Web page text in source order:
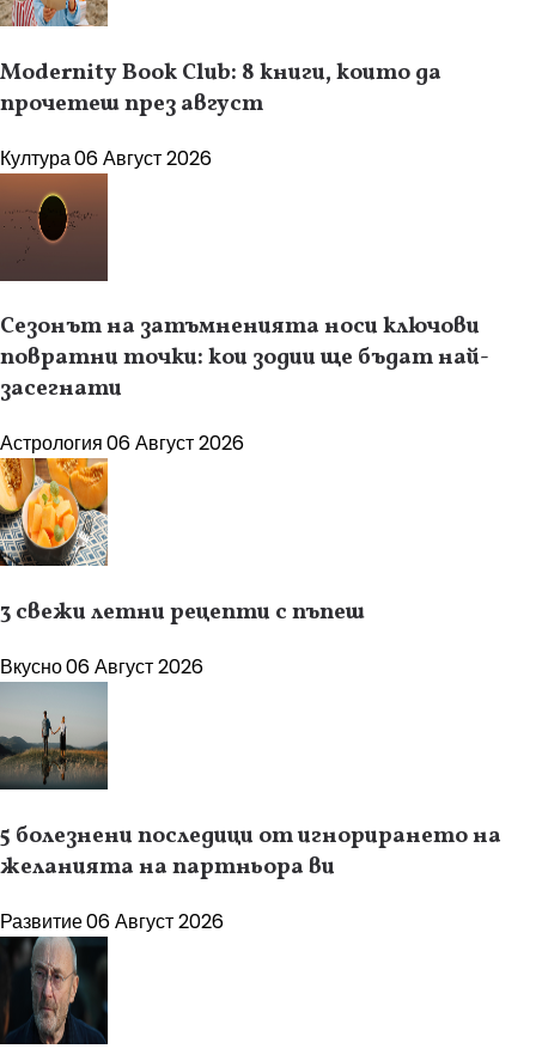
Modernity Book Club: 8 книги, които да
прочетеш през август
Култура06 Август 2026
Сезонът на затъмненията носи ключови
повратни точки: кои зодии ще бъдат най-
засегнати
Астрология06 Август 2026
3 свежи летни рецепти с пъпеш
Вкусно06 Август 2026
5 болезнени последици от игнорирането на
желанията на партньора ви
Развитие06 Август 2026